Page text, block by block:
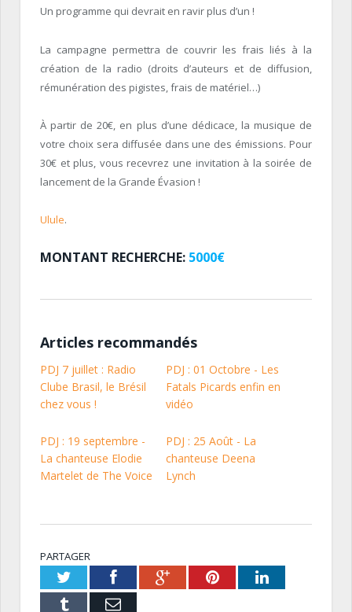
Un programme qui devrait en ravir plus d’un !
La campagne permettra de couvrir les frais liés à la
création de la radio (droits d’auteurs et de diffusion,
rémunération des pigistes, frais de matériel…)
À partir de 20€, en plus d’une dédicace, la musique de
votre choix sera diffusée dans une des émissions. Pour
30€ et plus, vous recevrez une invitation à la soirée de
lancement de la Grande Évasion !
Ulule.
MONTANT RECHERCHE: 5000€
Articles recommandés
PDJ 7 juillet : Radio
Clube Brasil, le Brésil
chez vous !
PDJ : 01 Octobre - Les
Fatals Picards enfin en
vidéo
PDJ : 19 septembre -
La chanteuse Elodie
Martelet de The Voice
PDJ : 25 Août - La
chanteuse Deena
Lynch
PARTAGER
TwitterFacebookGoogle+PinterestLinkedIn
Tumblr Email